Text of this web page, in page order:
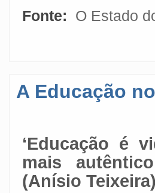
Fonte:
O Estado
A Educação
‘Educação é
mais
(Anísio Teixeira)